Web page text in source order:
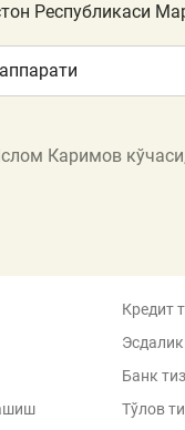
Республикаси
Каримов
Кредит
Банк
Тўлов